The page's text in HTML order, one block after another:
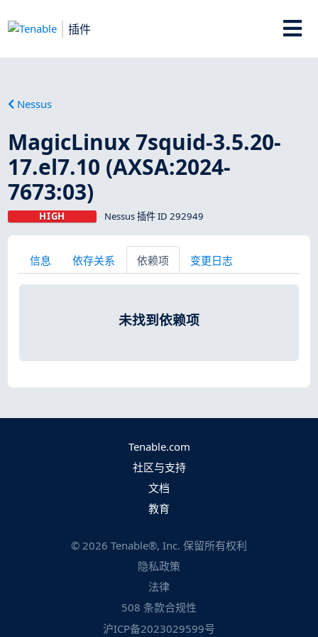
插件
Nessus
MagicLinux 7squid-3.5.20-
17.el7.10 (AXSA:2024-
7673:03)
HIGH Nessus 插件 ID 292949
信息 依存关系 依赖项 变更日志
未找到依赖项
Tenable.com
社区与支持
文档
教育
© 2026 Tenable®, Inc. 保留所有权利
隐私政策
法律
508 条款合规性
沪ICP备2023029599号